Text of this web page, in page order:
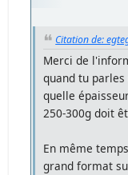
Citation de:
Merci de
quand tu
quelle
250-300g doit
En même
grand format